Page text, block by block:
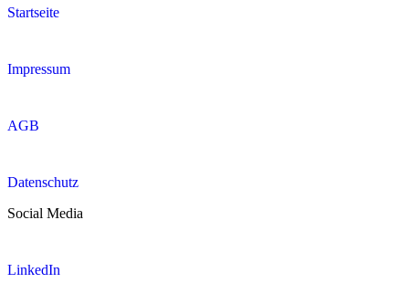
Startseite
Impressum
AGB
Datenschutz
Social Media
LinkedIn